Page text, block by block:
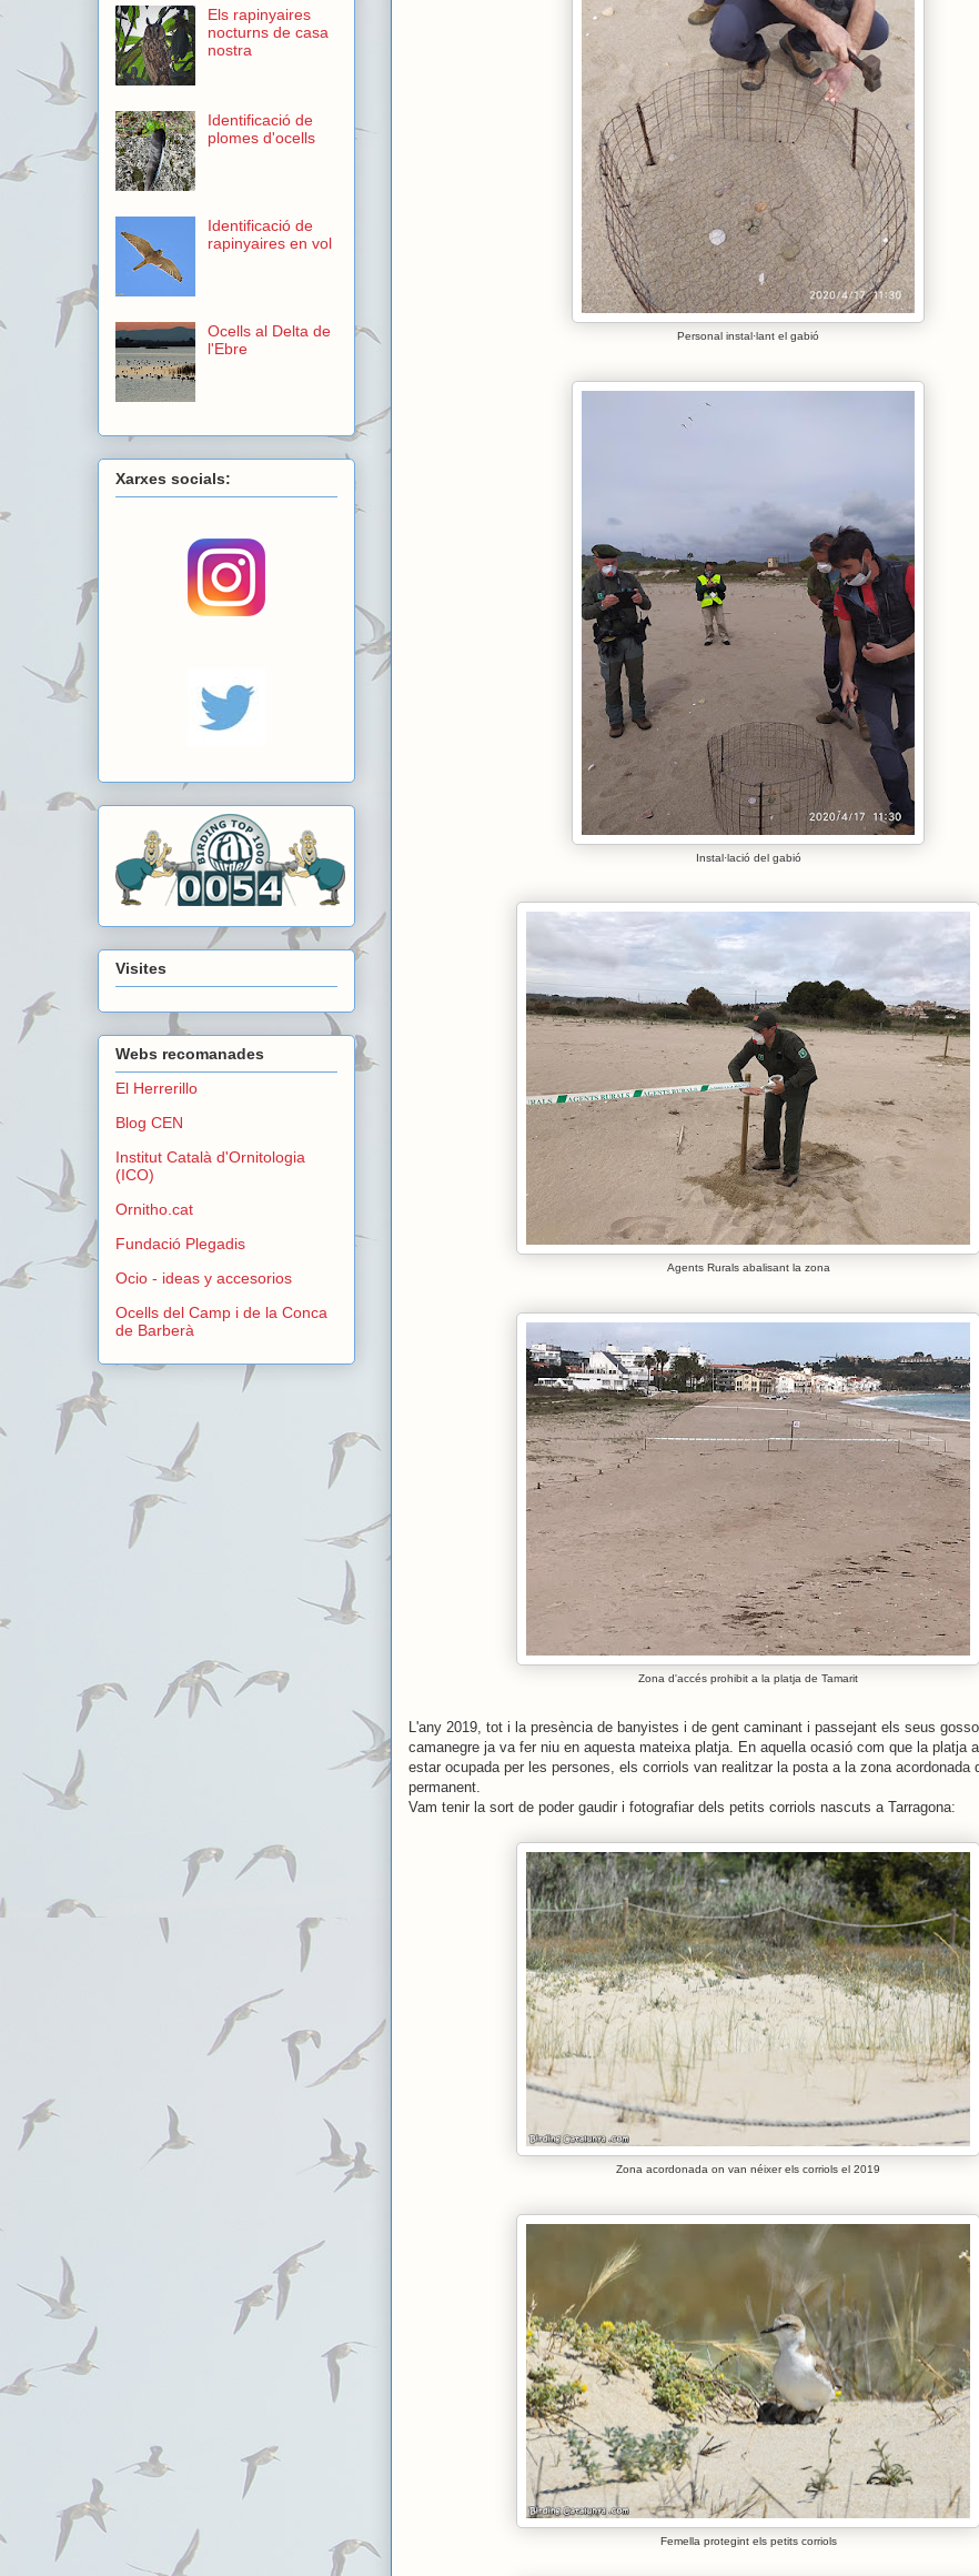
Personal instal·lant el gabió
Instal·lació del gabió
Agents Rurals abalisant la zona
Zona d'accés prohibit a la platja de Tamarit
L'any 2019, tot i la presència de banyistes i de gent caminant i passejant els seus
camanegre ja va fer niu en aquesta mateixa platja. En aquella ocasió com que la platja
estar ocupada per les persones, els corriols van realitzar la posta a la zona acordonada
permanent.
Vam tenir la sort de poder gaudir i fotografiar dels petits corriols nascuts a Tarragona:
Zona acordonada on van néixer els corriols el 2019
Femella protegint els petits corriols
Els rapinyaires
nocturns de casa
nostra
Identificació de
plomes d'ocells
Identificació de
rapinyaires en vol
Ocells al Delta de
l'Ebre
Xarxes socials:
Visites
Webs recomanades
El Herrerillo
Blog CEN
Institut Català d'Ornitologia
(ICO)
Ornitho.cat
Fundació Plegadis
Ocio - ideas y accesorios
Ocells del Camp i de la Conca
de Barberà